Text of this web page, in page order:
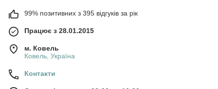
99% позитивних з 395 відгуків за рік
Працює з 28.01.2015
м. Ковель
Ковель, Україна
Контакти